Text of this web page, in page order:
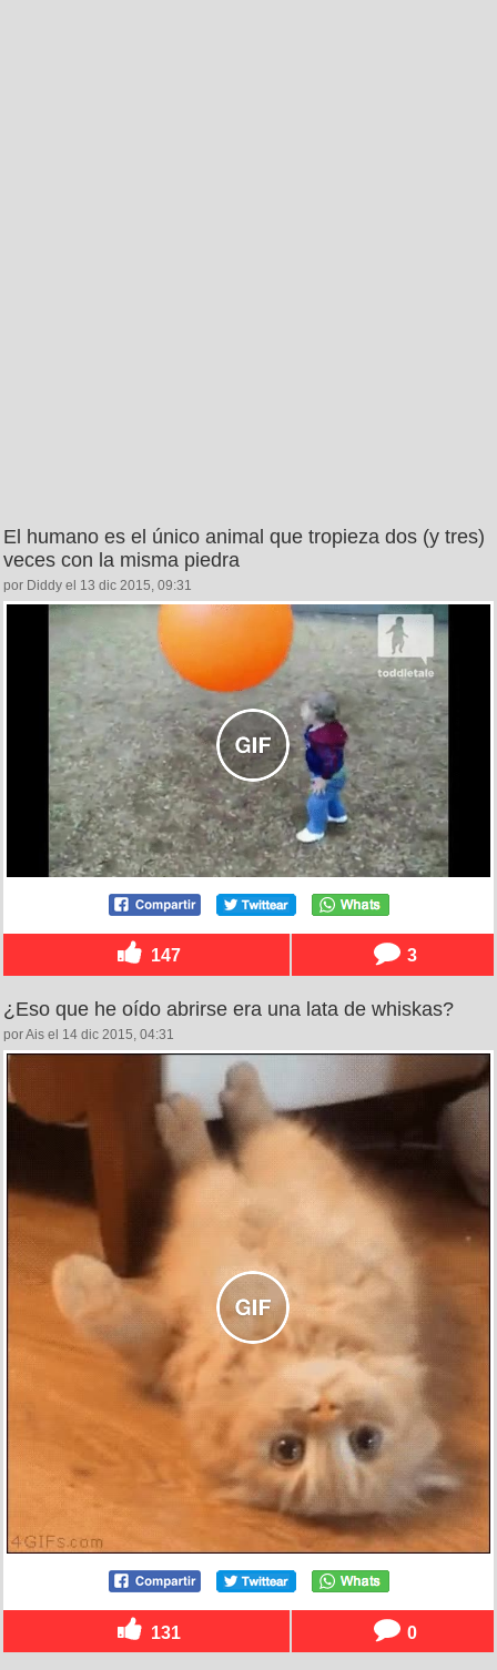
El humano es el único animal que tropieza dos (y tres)
veces con la misma piedra
por Diddy el 13 dic 2015, 09:31
147 3
¿Eso que he oído abrirse era una lata de whiskas?
por Ais el 14 dic 2015, 04:31
131 0